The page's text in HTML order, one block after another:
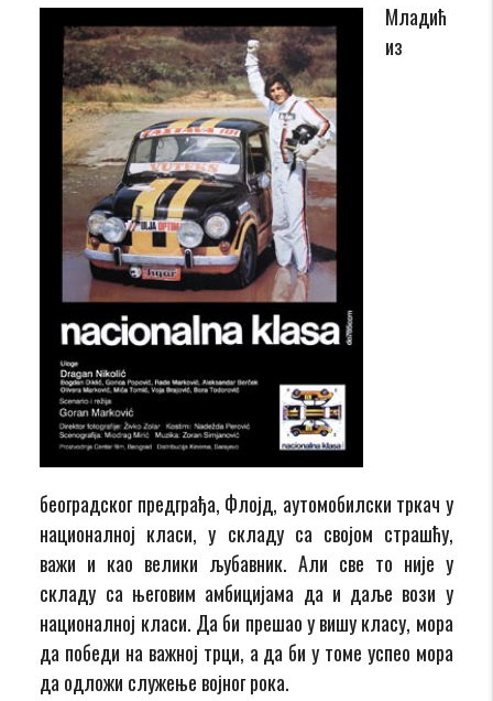
Младић
из
београдског предграђа, Флојд, аутомобилски тркач у
националној класи, у складу са својом страшћу,
важи и као велики љубавник. Али све то није у
складу са његовим амбицијама да и даље вози у
националној класи. Да би прешао у вишу класу, мора
да победи на важној трци, а да би у томе успео мора
да одложи служење војног рока.